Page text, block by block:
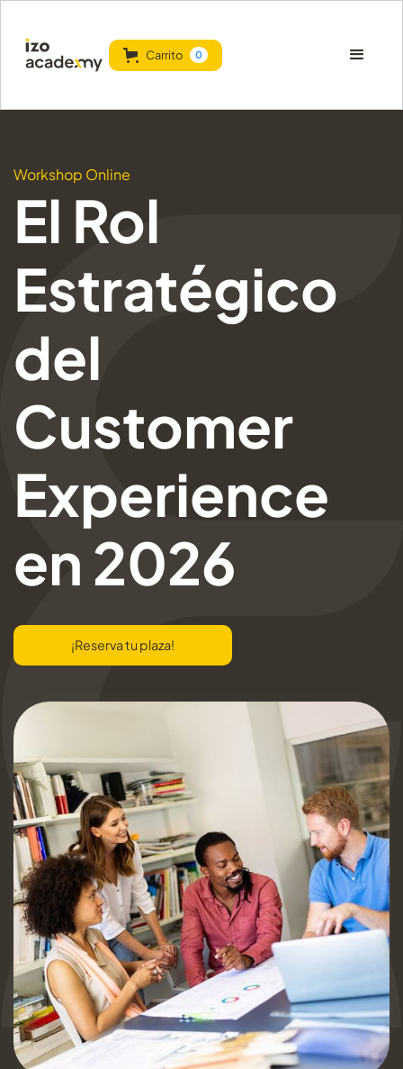
Carrito 0
Workshop Online
El Rol
Estratégico
del
Customer
Experience
en 2026
¡Reserva tu plaza!